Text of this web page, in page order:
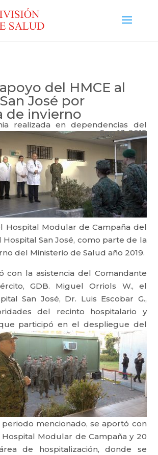
del HMCE al
José por
de invierno
Sep 13, 2019
realizada en dependencias del
Hospital Modular de Campaña del
Hospital San José, como parte de la
del Ministerio de Salud año 2019.
con la asistencia del Comandante
GDB. Miguel Orriols W., el
San José, Dr. Luis Escobar G.,
del recinto hospitalario y
participó en el despliegue del
periodo mencionado, se aportó con
Modular de Campaña y 20
de hospitalización, donde se